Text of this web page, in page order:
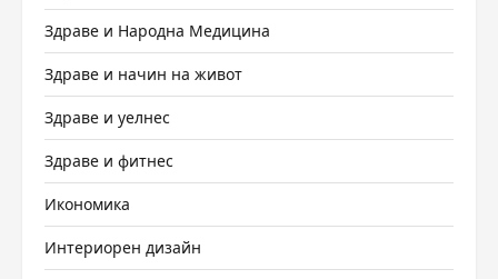
Здраве и Народна Медицина
Здраве и начин на живот
Здраве и уелнес
Здраве и фитнес
Икономика
Интериорен дизайн